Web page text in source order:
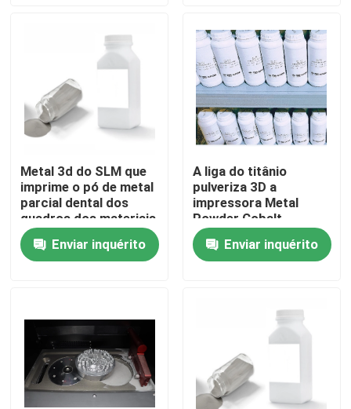
Produtos
Impressora dental do metal 3D
Impressora do SLM 3D
Impressora do LCD 3D
Resina fotossensível
Metal 3d do SLM que
imprime o pó de metal
parcial dental dos
quadros dos materiais
de consumo para
industrialEnviar inquérito
A liga do titânio
pulveriza 3D a
impressora Metal
Powder Cobalt
Chrome RITON RC01
Enviar inquérito